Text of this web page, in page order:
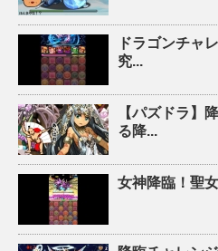
ドラゴンチャ
究...
【パズドラ】
る降...
女神降臨！聖